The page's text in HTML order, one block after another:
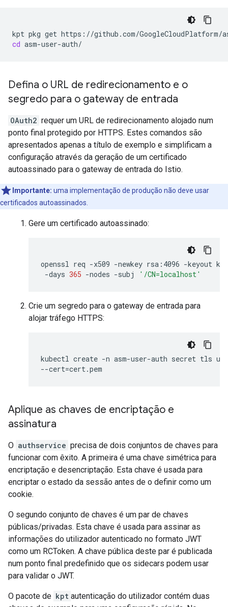
kpt pkg get https://github.com/GoogleCloudPlatform/
cd
Defina o URL de redirecionamento e o
segredo para o gateway de entrada
OAuth2 requer um URL de redirecionamento alojado num
ponto final protegido por HTTPS. Estes comandos são
apresentados apenas a título de exemplo e simplificam a
configuração através da geração de um certificado
autoassinado para o gateway de entrada do Istio.
Importante: uma implementação de produção não deve usar
certificados autoassinados.
Gere um certificado autoassinado:
openssl req -x509 -newkey rsa:4096 -keyout
-days 365 -nodes -subj '/CN=localhost'
Crie um segredo para o gateway de entrada para
alojar tráfego HTTPS:
kubectl create -n asm-user-auth secret tls
--cert=
Aplique as chaves de encriptação e
assinatura
O authservice precisa de dois conjuntos de chaves para
funcionar com êxito. A primeira é uma chave simétrica para
encriptação e desencriptação. Esta chave é usada para
encriptar o estado da sessão antes de o definir como um
cookie.
O segundo conjunto de chaves é um par de chaves
públicas/privadas. Esta chave é usada para assinar as
informações do utilizador autenticado no formato JWT
como um RCToken. A chave pública deste par é publicada
num ponto final predefinido que os sidecars podem usar
para validar o JWT.
O pacote de kpt autenticação do utilizador contém duas